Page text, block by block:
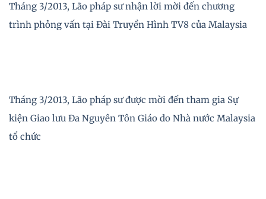
Tháng 3/2013, Lão pháp sư nhận lời mời đến chương
trình phỏng vấn tại Đài Truyền Hình TV8 của Malaysia
Tháng 3/2013, Lão pháp sư được mời đến tham gia Sự
kiện Giao lưu Đa Nguyên Tôn Giáo do Nhà nước Malaysia
tổ chức